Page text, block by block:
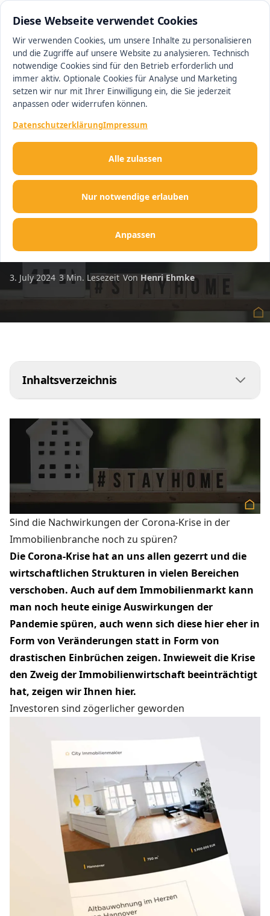
Start»Unser Blog & Ratgeber»Sind Die Nachwirkungen Der
Sind Die Nachwirkungen Der
Corona Krise In Der
Immobilienbranche Noch Zu
Spüren - City
Immobilienmakler
3. July 2024 3 Min. Lesezeit Von Henri Ehmke
Inhaltsverzeichnis
Grünes Wohnen ist wichtiger geworden
Sind die Nachwirkungen der Corona-Krise in der
Immobilienbranche noch zu spüren?
Die Corona-Krise hat an uns allen gezerrt und die
wirtschaftlichen Strukturen in vielen Bereichen
verschoben. Auch auf dem Immobilienmarkt kann
man noch heute einige Auswirkungen der
Pandemie spüren, auch wenn sich diese hier eher in
Form von Veränderungen statt in Form von
drastischen Einbrüchen zeigen. Inwieweit die Krise
den Zweig derImmobilienwirtschaft beeinträchtigt
hat, zeigen wir Ihnen hier.
Investoren sind zögerlicher geworden
Diese Webseite verwendet Cookies
Wir verwenden Cookies, um unsere Inhalte zu personalisieren
und die Zugriffe auf unsere Website zu analysieren. Technisch
notwendige Cookies sind für den Betrieb erforderlich und
immer aktiv. Optionale Cookies für Analyse und Marketing
setzen wir nur mit Ihrer Einwilligung ein, die Sie jederzeit
anpassen oder widerrufen können.
DatenschutzerklärungImpressum
Nur notwendige erlauben
Anpassen
Alle zulassen